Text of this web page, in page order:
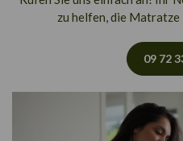
zu helfen, die Matratze
09 72